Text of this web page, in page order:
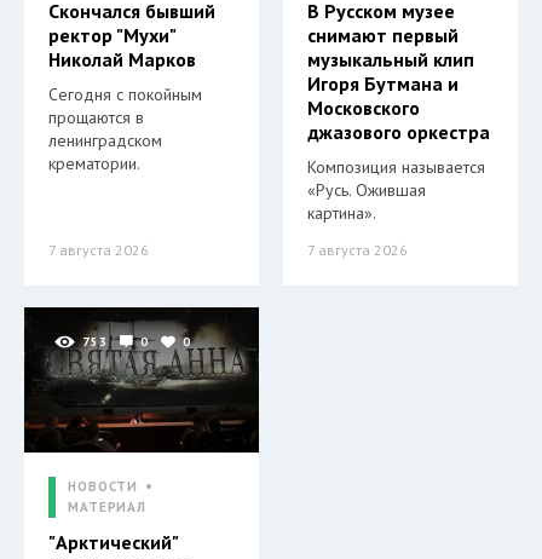
Скончался бывший
ректор "Мухи"
Николай Марков
Сегодня с покойным
прощаются в
ленинградском
крематории.
7 августа 2026
В Русском музее
снимают первый
музыкальный клип
Игоря Бутмана и
Московского
джазового оркестра
Композиция называется
«Русь. Ожившая
картина».
7 августа 2026
753 0 0
НОВОСТИ
МАТЕРИАЛ
"Арктический"